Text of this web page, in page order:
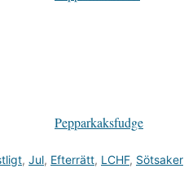
Pepparkaksfudge
, Jul, Efterrätt, LCHF, Sötsaker